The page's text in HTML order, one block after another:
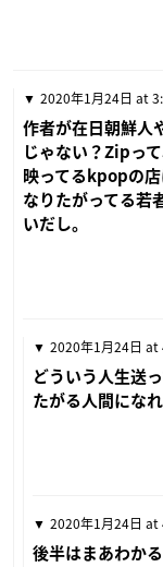
2020年1月24日 at
作者が在日朝鮮人
じゃない？Zipっ
映ってるkpopの
なりたがってる若
いだし。
2020年1月24日 at
どういう人生送
たがる人間にな
2020年1月24日 at
後半はまあわか